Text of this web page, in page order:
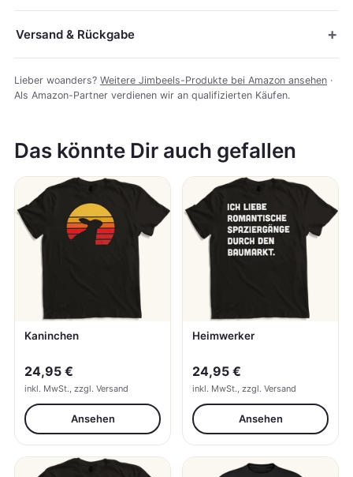
Versand & Rückgabe
Lieber woanders? Weitere Jimbeels-Produkte bei Amazon ansehen ·
Als Amazon-Partner verdienen wir an qualifizierten Käufen.
Das könnte Dir auch gefallen
Kaninchen
24,95 €
inkl. MwSt., zzgl. Versand
Ansehen
Heimwerker
24,95 €
inkl. MwSt., zzgl. Versand
Ansehen